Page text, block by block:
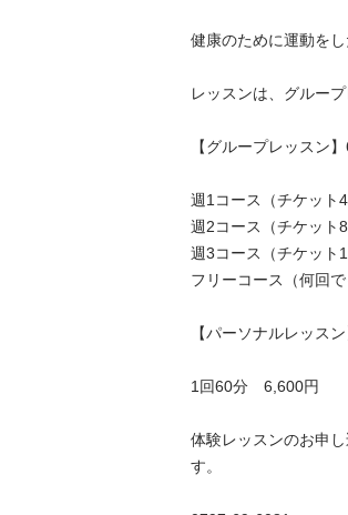
健康のために運動を
レッスンは、グルー
【グループレッスン
週1コース（チケット
週2コース（チケット
週3コース（チケット
フリーコース（何回
【パーソナルレッスン
1回60分　6,600円
体験レッスンのお申
す。